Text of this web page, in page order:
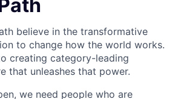
believe in the transformative
to change how the world works.
creating category-leading
that unleashes that power.
we need people who are